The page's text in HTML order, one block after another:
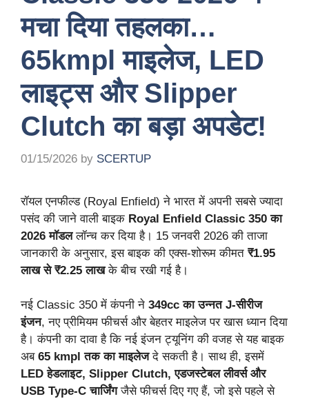
मचा दिया तहलका…
65kmpl माइलेज, LED
लाइट्स और Slipper
Clutch का बड़ा अपडेट!
01/15/2026 by SCERTUP
रॉयल एनफील्ड (Royal Enfield) ने भारत में अपनी सबसे ज्यादा
पसंद की जाने वाली बाइक Royal Enfield Classic 350 का
2026 मॉडललॉन्च कर दिया है। 15 जनवरी 2026 की ताजा
जानकारी के अनुसार, इस बाइक की एक्स-शोरूम कीमत ₹1.95
लाख से ₹2.25 लाखके बीच रखी गई है।
नई Classic 350 में कंपनी ने 349cc का उन्नत J-सीरीज
इंजन, नए प्रीमियम फीचर्स और बेहतर माइलेज पर खास ध्यान दिया
है। कंपनी का दावा है कि नई इंजन ट्यूनिंग की वजह से यह बाइक
अब 65 kmpl तक का माइलेजदे सकती है। साथ ही, इसमें
LED हेडलाइट, Slipper Clutch, एडजस्टेबल लीवर्स और
USB Type-C चार्जिंगजैसे फीचर्स दिए गए हैं, जो इसे पहले से